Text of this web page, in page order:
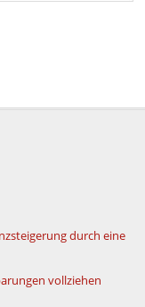
durch eine
vollziehen